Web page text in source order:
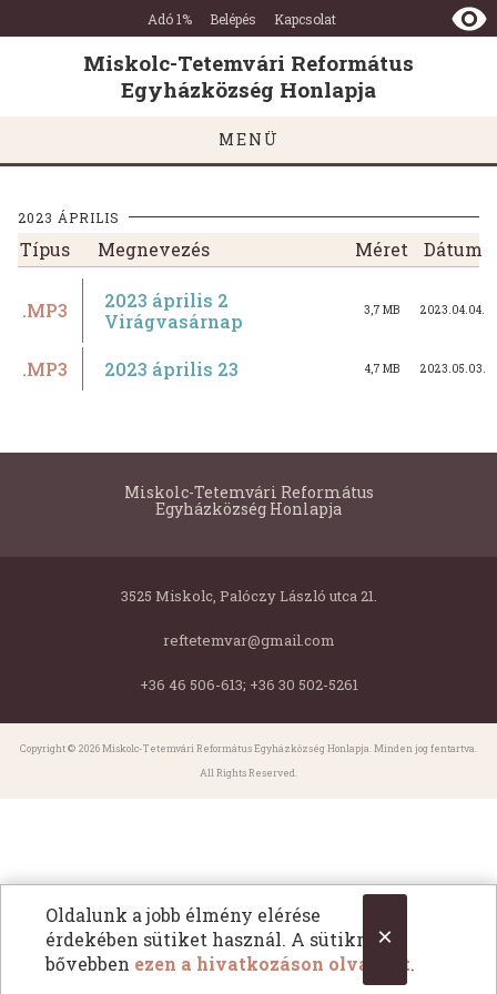
×
Oldalunk a jobb élmény elérése
érdekében sütiket használ. A sütikről
bővebben ezen a hivatkozáson olvashat.
Miskolc-
Tetemvári
Református
Egyházközség
Honlapja
Ugrás a tartalomra
Ugrás a láblécre
Adó 1% Belépés Kapcsolat
Miskolc-Tetemvári Református
Egyházközség Honlapja
MENÜ
2023 ÁPRILIS
Típus Megnevezés Méret Dátum
.MP3
2023 április 2
Virágvasárnap
3,7 MB 2023.04.04.
.MP3 2023 április 23 4,7 MB 2023.05.03.
Miskolc-Tetemvári Református
Egyházközség Honlapja
3525 Miskolc, Palóczy László utca 21.
reftetemvar@gmail.com
+36 46 506-613; +36 30 502-5261
Copyright © 2026 Miskolc-Tetemvári Református Egyházközség Honlapja. Minden jog fentartva.
All Rights Reserved.